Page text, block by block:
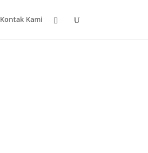
Kontak Kami